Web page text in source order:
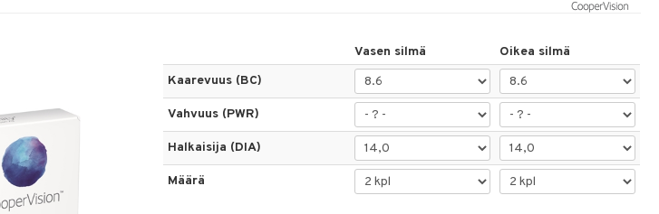
Vasen silmä
Oikea silmä
Kaarevuus (BC)
Vahvuus (PWR)
Halkaisija (DIA)
Määrä